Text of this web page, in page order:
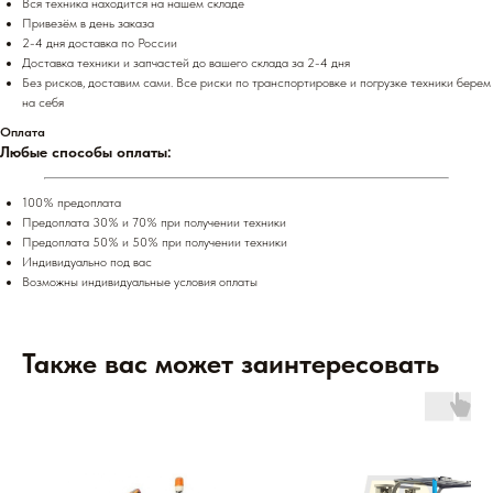
Вся техника находится на нашем складе
Привезём в день заказа
2-4 дня доставка по России
Доставка техники и запчастей до вашего склада за 2-4 дня
Без рисков, доставим сами. Все риски по транспортировке и погрузке техники берем
на себя
Оплата
Любые способы оплаты:
100% предоплата
Предоплата 30% и 70% при получении техники
Предоплата 50% и 50% при получении техники
Индивидуально под вас
Возможны индивидуальные условия оплаты
Также вас может заинтересовать